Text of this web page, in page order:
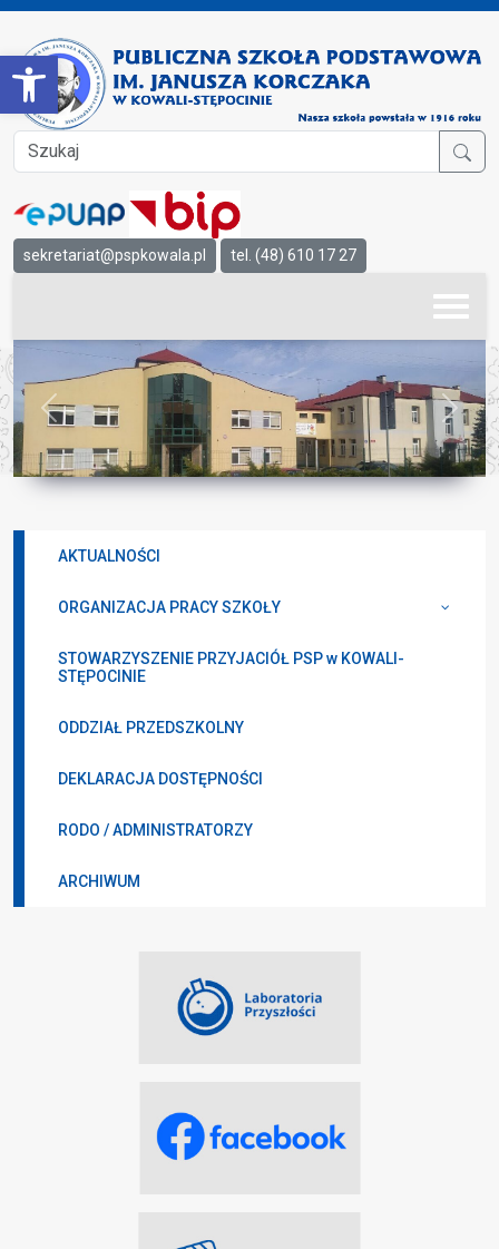
Open toolbar
sekretariat@pspkowala.pl tel. (48) 610 17 27
Previous Next
AKTUALNOŚCI
ORGANIZACJA PRACY SZKOŁY
STOWARZYSZENIE PRZYJACIÓŁ PSP w KOWALI-
STĘPOCINIE
ODDZIAŁ PRZEDSZKOLNY
DEKLARACJA DOSTĘPNOŚCI
RODO / ADMINISTRATORZY
ARCHIWUM